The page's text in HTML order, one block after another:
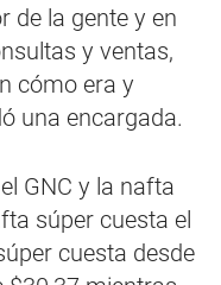
de la gente y en
y ventas,
cómo era y
una encargada.
GNC y la nafta
súper cuesta el
cuesta desde